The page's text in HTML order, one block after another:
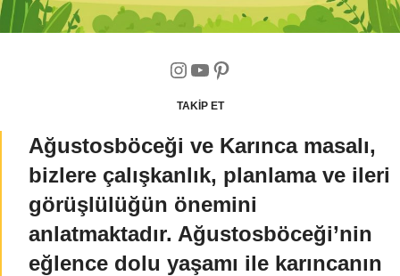
TAKİP ET
Ağustosböceği ve Karınca masalı,
bizlere çalışkanlık, planlama ve ileri
görüşlülüğün önemini
anlatmaktadır. Ağustosböceği’nin
eğlence dolu yaşamı ile karıncanın